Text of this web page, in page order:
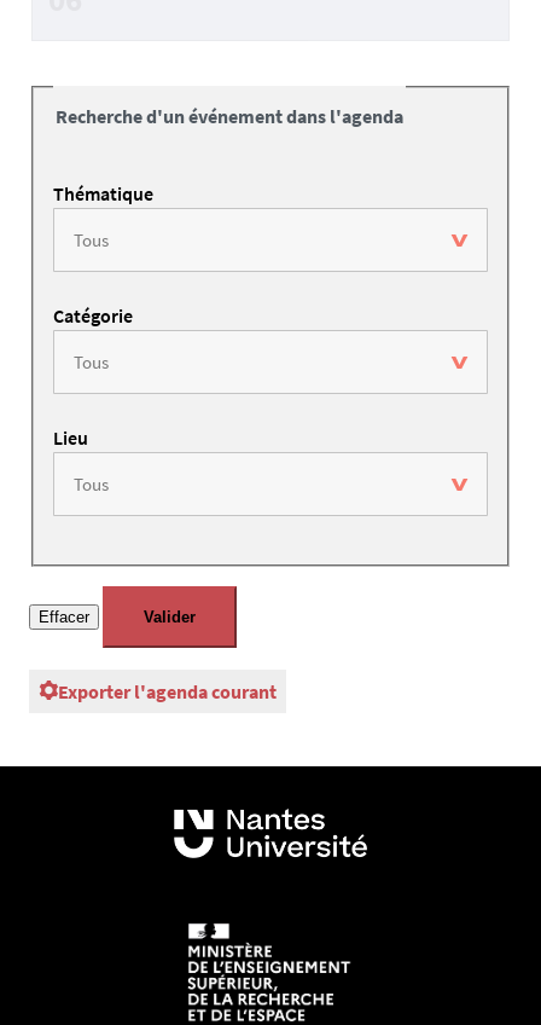
Recherche d'un événement dans l'agenda
Thématique
Catégorie
Lieu
Exporter l'agenda courant